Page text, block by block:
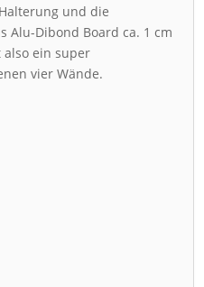
und die
Alu-Dibond Board ca. 1 cm
also ein super
vier Wände.